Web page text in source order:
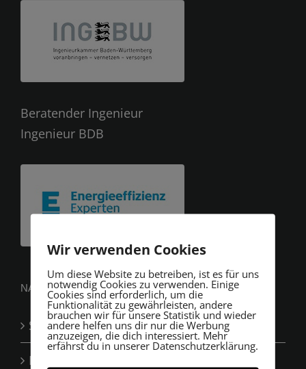
Beratender Ingenieur
Ingenieur BDB
NAVIGATION
Startseite
Leistungen
Wir verwenden Cookies
Um diese Website zu betreiben, ist es für uns
notwendig Cookies zu verwenden. Einige
Cookies sind erforderlich, um die
Funktionalität zu gewährleisten, andere
brauchen wir für unsere Statistik und wieder
andere helfen uns dir nur die Werbung
anzuzeigen, die dich interessiert. Mehr
erfährst du in unserer Datenschutzerklärung.